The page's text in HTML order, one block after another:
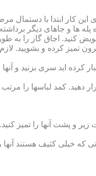
این کار ابتدا با
ها و جاهای دیگر
کنید. اجاق گاز را
تمیز کرده و
کرده‏ اید سری بزنید و
دهید. کمد لباس‏ها را
و پشت آنها را تمیز
که خیلی کثیف هستند آنها